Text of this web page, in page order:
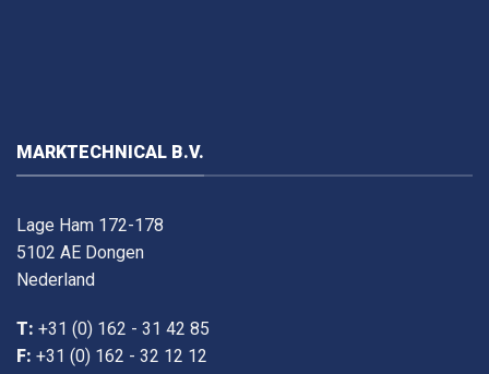
MARKTECHNICAL B.V.
Lage Ham 172-178
5102 AE Dongen
Nederland
T: +31 (0) 162 - 31 42 85
F: +31 (0) 162 - 32 12 12